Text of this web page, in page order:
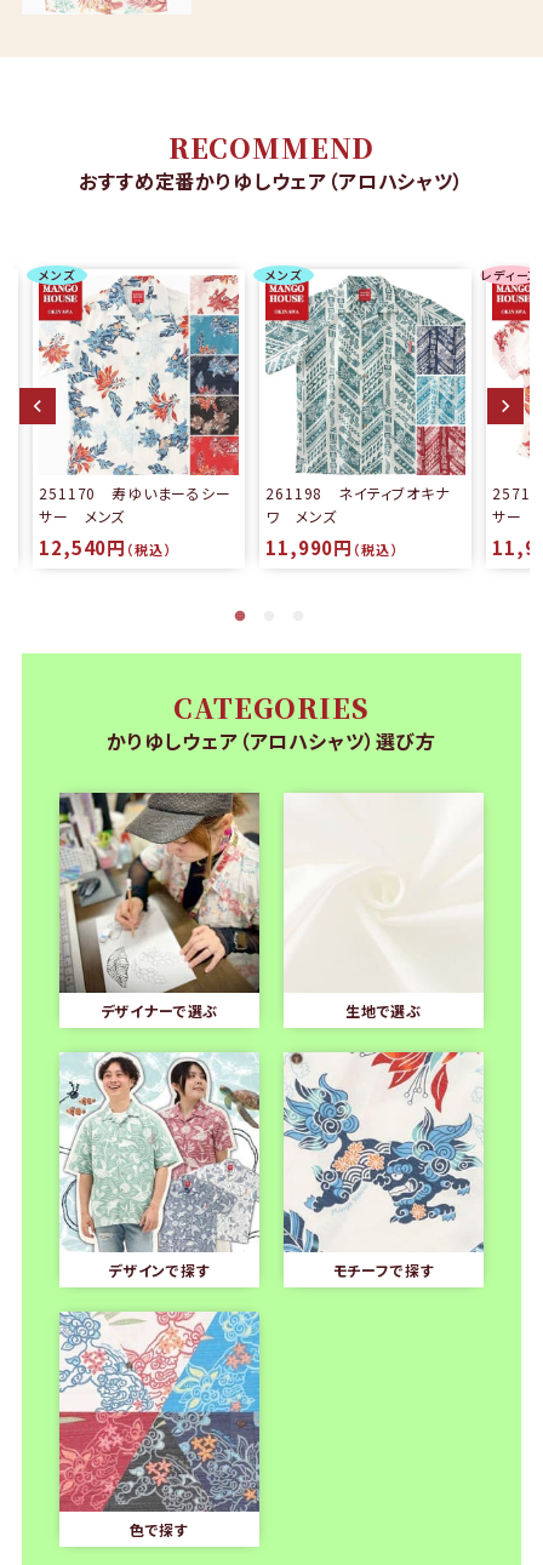
RECOMMEND
おすすめ定番かりゆしウェア（アロハシャツ）
メンズ
251170 寿ゆいまーるシー
サー メンズ
12,540円 （税込）
メンズ
261198 ネイティブオキナ
ワ メンズ
11,990円 （税込）
レディース
サー
CATEGORIES
かりゆしウェア（アロハシャツ）選び方
デザイナーで選ぶ 生地で選ぶ
デザインで探す モチーフで探す
色で探す